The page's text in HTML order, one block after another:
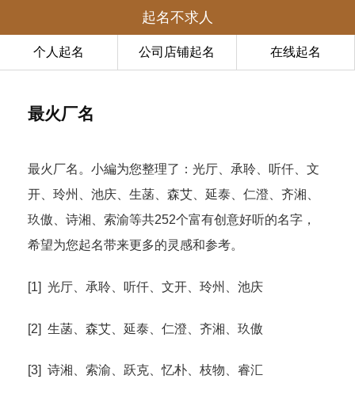
起名不求人
个人起名 公司店铺起名 在线起名
最火厂名
最火厂名。小編为您整理了：光厅、承聆、听仟、文
开、玲州、池庆、生菡、森艾、延泰、仁澄、齐湘、
玖傲、诗湘、索渝等共252个富有创意好听的名字，
希望为您起名带来更多的灵感和参考。
[1] 光厅、承聆、听仟、文开、玲州、池庆
[2] 生菡、森艾、延泰、仁澄、齐湘、玖傲
[3] 诗湘、索渝、跃克、忆朴、枝物、睿汇